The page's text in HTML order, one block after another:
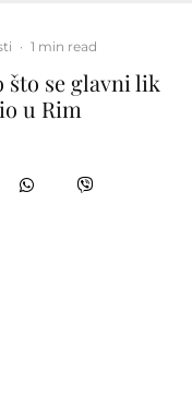
· 1 min read
što se glavni lik
u Rim